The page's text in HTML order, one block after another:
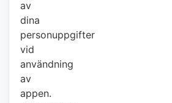
av
dina
personuppgifter
vid
användning
av
appen.